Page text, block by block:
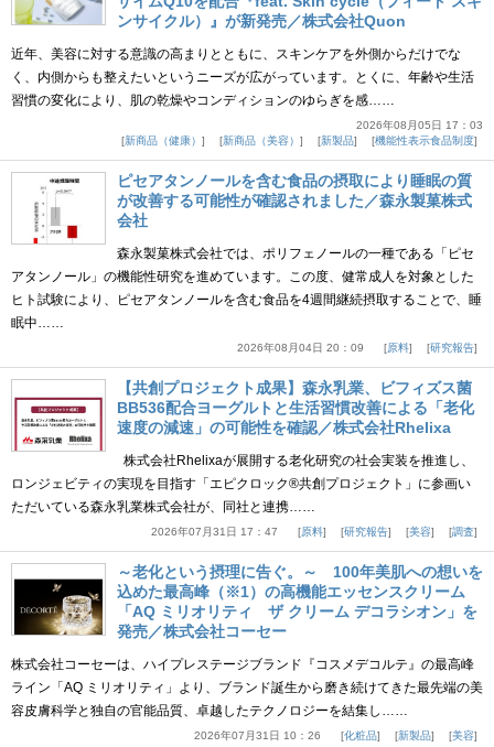
ンサイクル）』が新発売／株式会社Quon
近年、美容に対する意識の高まりとともに、スキンケアを外側からだけでな
く、内側からも整えたいというニーズが広がっています。とくに、年齢や生活
習慣の変化により、肌の乾燥やコンディションのゆらぎを感……
2026年08月05日 17：03
新商品（健康）
新商品（美容） 新製品 機能性表示食品制度
ピセアタンノールを含む食品の摂取により睡眠の質
が改善する可能性が確認されました／森永製菓株式
会社
森永製菓株式会社では、ポリフェノールの一種である「ピセ
アタンノール」の機能性研究を進めています。この度、健常成人を対象とした
ヒト試験により、ピセアタンノールを含む食品を4週間継続摂取することで、睡
眠中……
2026年08月04日 20：09 原料 研究報告
【共創プロジェクト成果】森永乳業、ビフィズス菌
BB536配合ヨーグルトと生活習慣改善による「老化
速度の減速」の可能性を確認／株式会社Rhelixa
株式会社Rhelixaが展開する老化研究の社会実装を推進し、
ロンジェビティの実現を目指す「エピクロック®共創プロジェクト」に参画い
ただいている森永乳業株式会社が、同社と連携……
2026年07月31日 17：47 原料 研究報告 美容 調査
～老化という摂理に告ぐ。～ 100年美肌への想いを
込めた最高峰（※1）の高機能エッセンスクリーム
「AQ ミリオリティ ザ クリーム デコラシオン」を
発売／株式会社コーセー
株式会社コーセーは、ハイプレステージブランド『コスメデコルテ』の最高峰
ライン「AQ ミリオリティ」より、ブランド誕生から磨き続けてきた最先端の美
容皮膚科学と独自の官能品質、卓越したテクノロジーを結集し……
2026年07月31日 10：26 化粧品 新製品 美容